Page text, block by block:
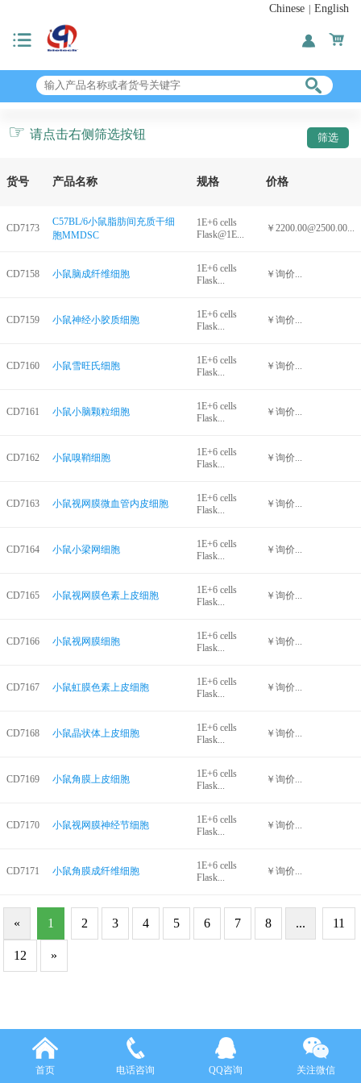
Chinese English
☞ 请点击右侧筛选按钮
货号 产品名称 规格 价格
CD7173
C57BL/6小鼠脂肪间充质干细
胞MMDSC
1E+6 cells
Flask@1E...
￥2200.00@2500.00...
CD7158 小鼠脑成纤维细胞
1E+6 cells
Flask...
￥询价...
CD7159 小鼠神经小胶质细胞
1E+6 cells
Flask...
￥询价...
CD7160 小鼠雪旺氏细胞
1E+6 cells
Flask...
￥询价...
CD7161 小鼠小脑颗粒细胞
1E+6 cells
Flask...
￥询价...
CD7162 小鼠嗅鞘细胞
1E+6 cells
Flask...
￥询价...
CD7163 小鼠视网膜微血管内皮细胞
1E+6 cells
Flask...
￥询价...
CD7164 小鼠小梁网细胞
1E+6 cells
Flask...
￥询价...
CD7165 小鼠视网膜色素上皮细胞
1E+6 cells
Flask...
￥询价...
CD7166 小鼠视网膜细胞
1E+6 cells
Flask...
￥询价...
CD7167 小鼠虹膜色素上皮细胞
1E+6 cells
Flask...
￥询价...
CD7168 小鼠晶状体上皮细胞
1E+6 cells
Flask...
￥询价...
CD7169 小鼠角膜上皮细胞
1E+6 cells
Flask...
￥询价...
CD7170 小鼠视网膜神经节细胞
1E+6 cells
Flask...
￥询价...
CD7171 小鼠角膜成纤维细胞
1E+6 cells
Flask...
￥询价...
« 1 2 3 4 5 6 7 8 ... 11
12 »
首页 电话咨询 QQ咨询 关注微信